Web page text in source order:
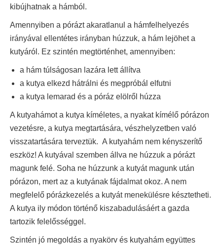
kibújhatnak a hámból.
Amennyiben a pórázt akaratlanul a hámfelhelyezés
irányával ellentétes irányban húzzuk, a hám lejöhet a
kutyáról. Ez szintén megtörténhet, amennyiben:
a hám túlságosan lazára lett állítva
a kutya elkezd hátrálni és megpróbál elfutni
a kutya lemarad és a póráz elölről húzza
A kutyahámot a kutya kíméletes, a nyakat kímélő pórázon
vezetésre, a kutya megtartására, vészhelyzetben való
visszatartására terveztük. A kutyahám nem kényszerítő
eszköz! A kutyával szemben állva ne húzzuk a pórázt
magunk felé. Soha ne húzzunk a kutyát magunk után
pórázon, mert az a kutyának fájdalmat okoz. A nem
megfelelő pórázkezelés a kutyát menekülésre késztetheti.
A kutya ily módon történő kiszabadulásáért a gazda
tartozik felelősséggel.
Szintén jó megoldás a nyakörv és kutyahám együttes